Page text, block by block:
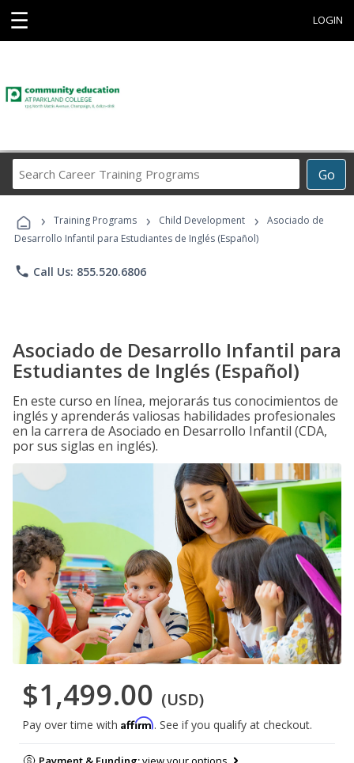
☰ LOGIN
Go
Career
Programs
› Training Programs › Child Development ›
Asociado de
Desarrollo Infantil para Estudiantes de Inglés (Español)
phone Call Us: 855.520.6806
Asociado de Desarrollo Infantil para
Estudiantes de Inglés (Español)
En este curso en línea, mejorarás tus conocimientos de
inglés y aprenderás valiosas habilidades profesionales
en la carrera de Asociado en Desarrollo Infantil (CDA,
por sus siglas en inglés).
$1,499.00 (USD)
Pay over time with Affirm. See if you qualify at checkout.